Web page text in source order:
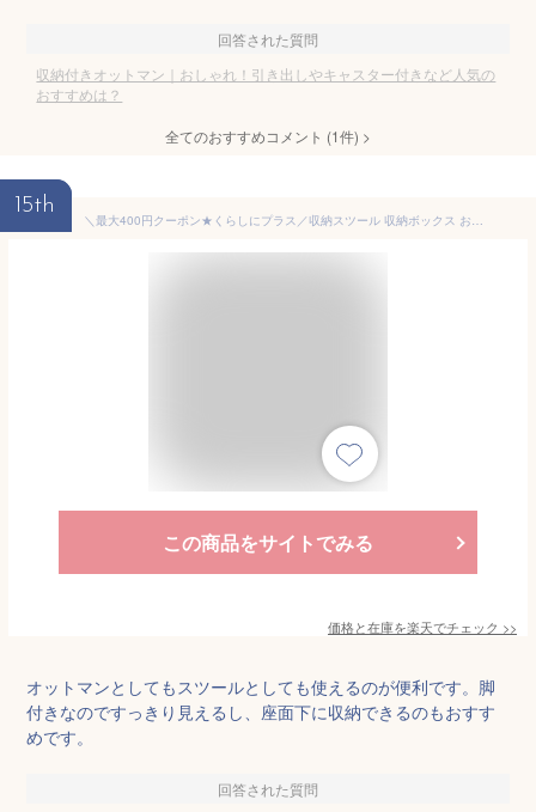
回答された質問
収納付きオットマン｜おしゃれ！引き出しやキャスター付きなど人気の
おすすめは？
全てのおすすめコメント (1件) >
15th
＼最大400円クーポン★くらしにプラス／収納スツール 収納ボックス おしゃれ 天然木 ソファ スツール 収納付オットマン 足置き台 デスクワーク 椅子 腰掛け 一人掛け ナチュラル シンプル 収納BOX 玄関収納 収納付き 一人暮らし 北欧 アイリスオーヤマ FAC-OT【AR対応】
この商品をサイトでみる
価格と在庫を楽天でチェック >>
オットマンとしてもスツールとしても使えるのが便利です。脚
付きなのですっきり見えるし、座面下に収納できるのもおすす
めです。
回答された質問